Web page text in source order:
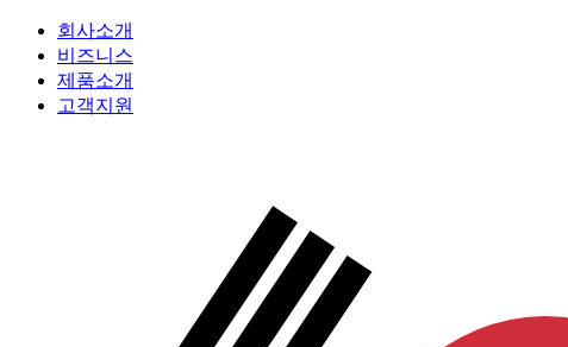
회사소개
비즈니스
제품소개
고객지원